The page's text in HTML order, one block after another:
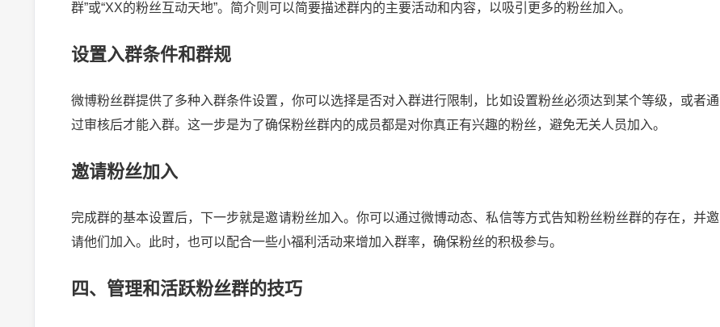
群”或“XX的粉丝互动天地”。简介则可以简要描述群内的主要活动和内容，以吸引更多的粉丝加入。
设置入群条件和群规
微博粉丝群提供了多种入群条件设置，你可以选择是否对入群进行限制，比如设置粉丝必须达到某个等级，或者通
过审核后才能入群。这一步是为了确保粉丝群内的成员都是对你真正有兴趣的粉丝，避免无关人员加入。
邀请粉丝加入
完成群的基本设置后，下一步就是邀请粉丝加入。你可以通过微博动态、私信等方式告知粉丝粉丝群的存在，并邀
请他们加入。此时，也可以配合一些小福利活动来增加入群率，确保粉丝的积极参与。
四、管理和活跃粉丝群的技巧